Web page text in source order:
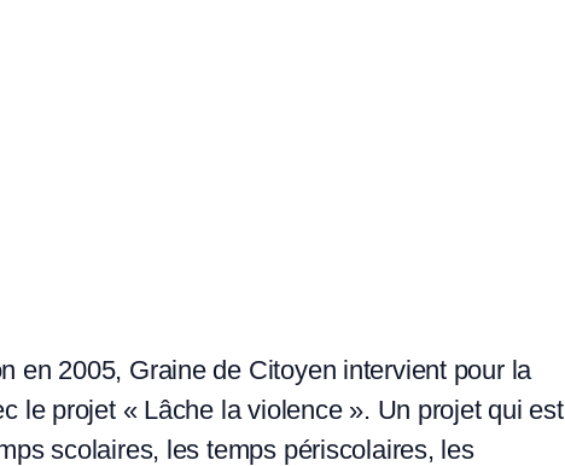
en 2005, Graine de Citoyen intervient pour la
le projet « Lâche la violence ». Un projet qui est
scolaires, les temps périscolaires, les